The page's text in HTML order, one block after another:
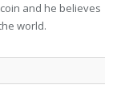
and he believes
world.